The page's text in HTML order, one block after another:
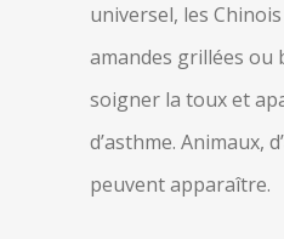
universel, les
amandes grillées ou
soigner la toux et
d’asthme. Animaux,
peuvent apparaître.